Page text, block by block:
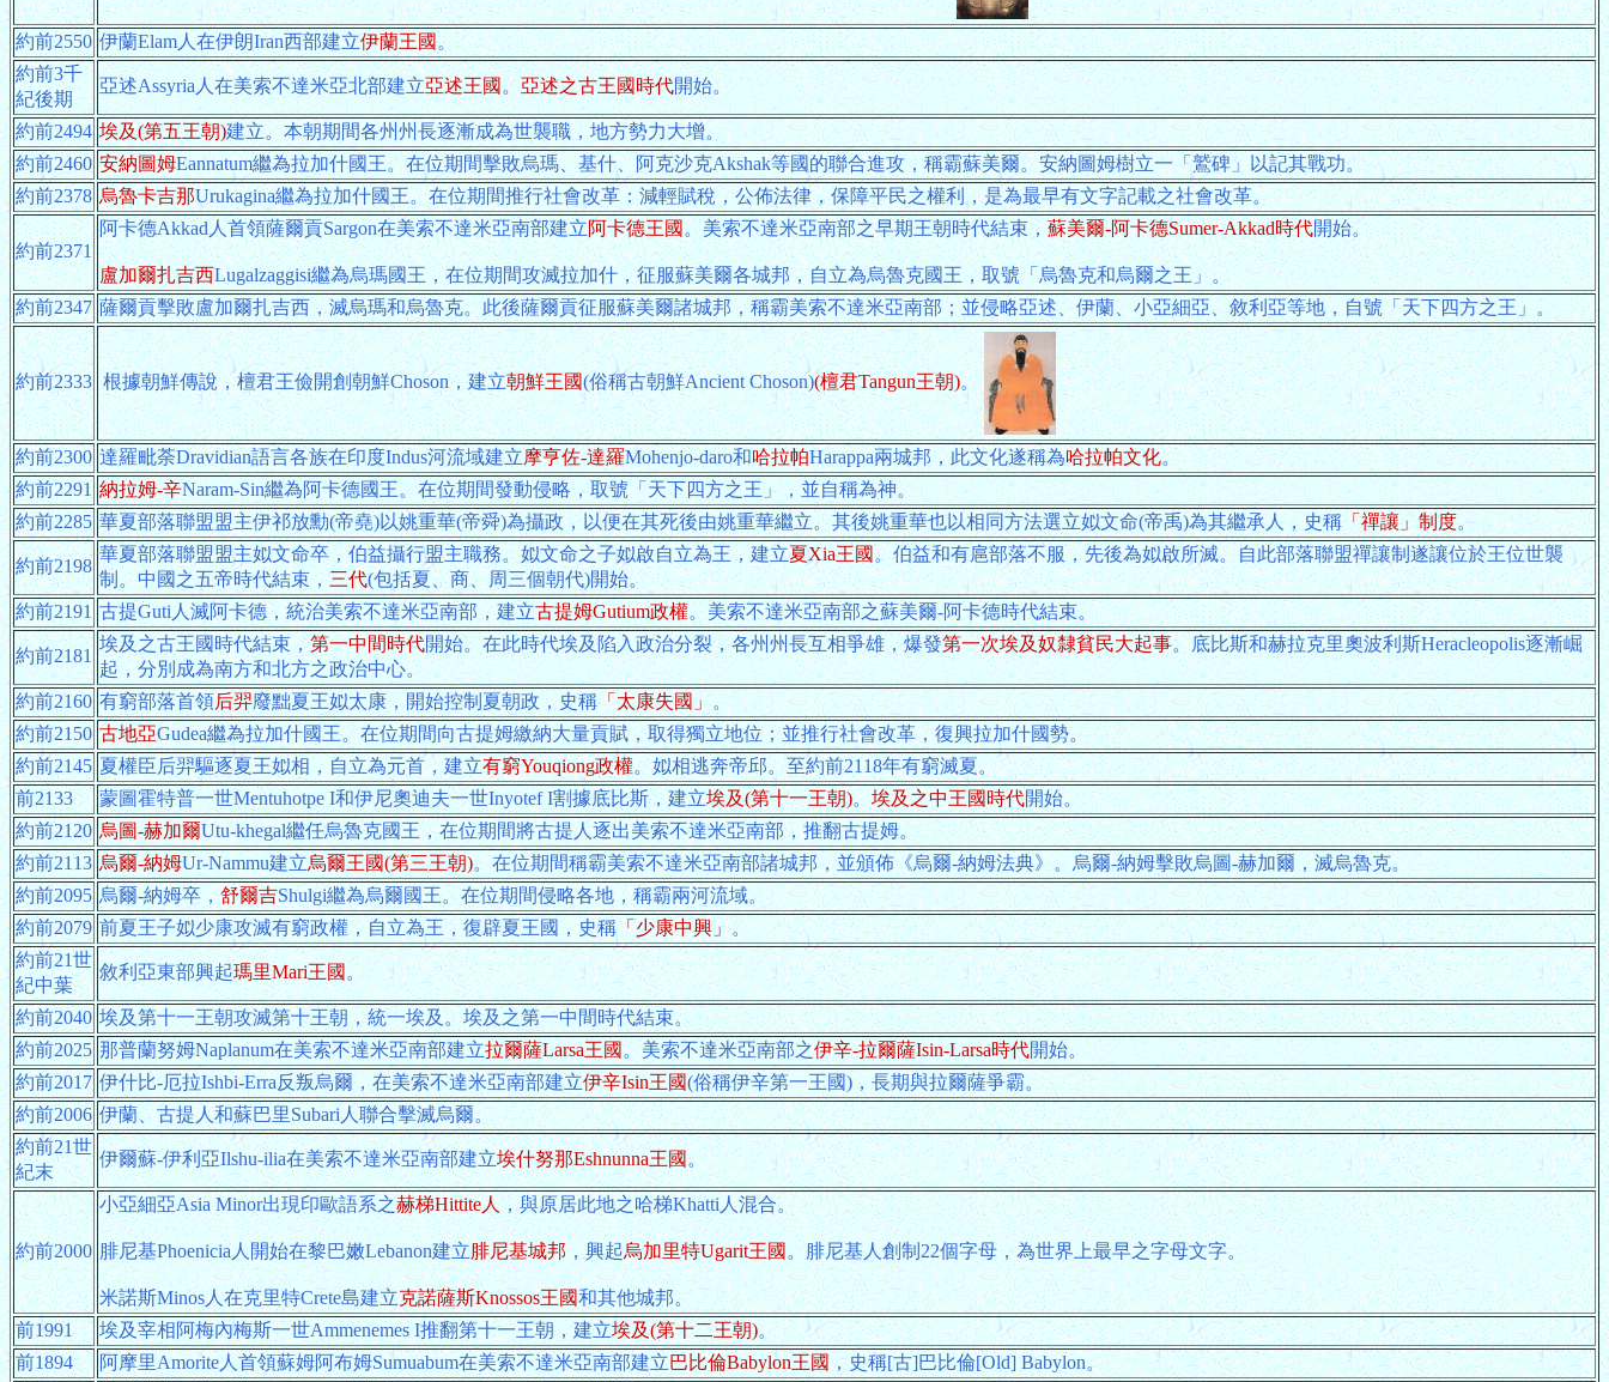
約前2550 伊蘭Elam人在伊朗Iran西部建立伊蘭王國。
約前3千
紀後期
亞述Assyria人在美索不達米亞北部建立亞述王國。亞述之古王國時代開始。
約前2494 埃及(第五王朝)建立。本朝期間各州州長逐漸成為世襲職，地方勢力大增。
約前2460 安納圖姆Eannatum繼為拉加什國王。在位期間擊敗烏瑪、基什、阿克沙克Akshak等國的聯合進攻，稱霸蘇美爾。安納圖姆樹立一「鷲碑」以記其戰功。
約前2378 烏魯卡吉那Urukagina繼為拉加什國王。在位期間推行社會改革：減輕賦稅，公佈法律，保障平民之權利，是為最早有文字記載之社會改革。
約前2371
阿卡德Akkad人首領薩爾貢Sargon在美索不達米亞南部建立阿卡德王國。美索不達米亞南部之早期王朝時代結束，蘇美爾-阿卡德Sumer-Akkad時代開始。
盧加爾扎吉西Lugalzaggisi繼為烏瑪國王，在位期間攻滅拉加什，征服蘇美爾各城邦，自立為烏魯克國王，取號「烏魯克和烏爾之王」。
約前2347 薩爾貢擊敗盧加爾扎吉西，滅烏瑪和烏魯克。此後薩爾貢征服蘇美爾諸城邦，稱霸美索不達米亞南部；並侵略亞述、伊蘭、小亞細亞、敘利亞等地，自號「天下四方之王」。
約前2333 根據朝鮮傳說，檀君王儉開創朝鮮Choson，建立朝鮮王國(俗稱古朝鮮Ancient Choson)(檀君Tangun王朝)。
約前2300 達羅毗荼Dravidian語言各族在印度Indus河流域建立摩亨佐-達羅Mohenjo-daro和哈拉帕Harappa兩城邦，此文化遂稱為哈拉帕文化。
約前2291 納拉姆-辛Naram-Sin繼為阿卡德國王。在位期間發動侵略，取號「天下四方之王」，並自稱為神。
約前2285 華夏部落聯盟盟主伊祁放勳(帝堯)以姚重華(帝舜)為攝政，以便在其死後由姚重華繼立。其後姚重華也以相同方法選立姒文命(帝禹)為其繼承人，史稱「禪讓」制度。
約前2198
華夏部落聯盟盟主姒文命卒，伯益攝行盟主職務。姒文命之子姒啟自立為王，建立夏Xia王國。伯益和有扈部落不服，先後為姒啟所滅。自此部落聯盟禪讓制遂讓位於王位世襲
制。中國之五帝時代結束，三代(包括夏、商、周三個朝代)開始。
約前2191 古提Guti人滅阿卡德，統治美索不達米亞南部，建立古提姆Gutium政權。美索不達米亞南部之蘇美爾-阿卡德時代結束。
約前2181
埃及之古王國時代結束，第一中間時代開始。在此時代埃及陷入政治分裂，各州州長互相爭雄，爆發第一次埃及奴隸貧民大起事。底比斯和赫拉克里奧波利斯Heracleopolis逐漸崛
起，分別成為南方和北方之政治中心。
約前2160 有窮部落首領后羿廢黜夏王姒太康，開始控制夏朝政，史稱「太康失國」。
約前2150 古地亞Gudea繼為拉加什國王。在位期間向古提姆繳納大量貢賦，取得獨立地位；並推行社會改革，復興拉加什國勢。
約前2145 夏權臣后羿驅逐夏王姒相，自立為元首，建立有窮Youqiong政權。姒相逃奔帝邱。至約前2118年有窮滅夏。
前2133
蒙圖霍特普一世Mentuhotpe I和伊尼奧迪夫一世Inyotef I割據底比斯，建立埃及(第十一王朝)。埃及之中王國時代開始。
約前2120 烏圖-赫加爾Utu-khegal繼任烏魯克國王，在位期間將古提人逐出美索不達米亞南部，推翻古提姆。
約前2113 烏爾-納姆Ur-Nammu建立烏爾王國(第三王朝)。在位期間稱霸美索不達米亞南部諸城邦，並頒佈《烏爾-納姆法典》。烏爾-納姆擊敗烏圖-赫加爾，滅烏魯克。
約前2095 烏爾-納姆卒，舒爾吉Shulgi繼為烏爾國王。在位期間侵略各地，稱霸兩河流域。
約前2079 前夏王子姒少康攻滅有窮政權，自立為王，復辟夏王國，史稱「少康中興」。
約前21世
紀中葉
敘利亞東部興起瑪里Mari王國。
約前2040 埃及第十一王朝攻滅第十王朝，統一埃及。埃及之第一中間時代結束。
約前2025 那普蘭努姆Naplanum在美索不達米亞南部建立拉爾薩Larsa王國。美索不達米亞南部之伊辛-拉爾薩Isin-Larsa時代開始。
約前2017 伊什比-厄拉Ishbi-Erra反叛烏爾，在美索不達米亞南部建立伊辛Isin王國(俗稱伊辛第一王國)，長期與拉爾薩爭霸。
約前2006 伊蘭、古提人和蘇巴里Subari人聯合擊滅烏爾。
約前21世
紀末
伊爾蘇-伊利亞Ilshu-ilia在美索不達米亞南部建立埃什努那Eshnunna王國。
約前2000
小亞細亞Asia Minor出現印歐語系之赫梯Hittite人，與原居此地之哈梯Khatti人混合。
腓尼基Phoenicia人開始在黎巴嫩Lebanon建立腓尼基城邦，興起烏加里特Ugarit王國。腓尼基人創制22個字母，為世界上最早之字母文字。
米諾斯Minos人在克里特Crete島建立克諾薩斯Knossos王國和其他城邦。
前1991
埃及宰相阿梅內梅斯一世Ammenemes I推翻第十一王朝，建立埃及(第十二王朝)。
前1894
阿摩里Amorite人首領蘇姆阿布姆Sumuabum在美索不達米亞南部建立巴比倫Babylon王國，史稱[古]巴比倫[Old] Babylon。